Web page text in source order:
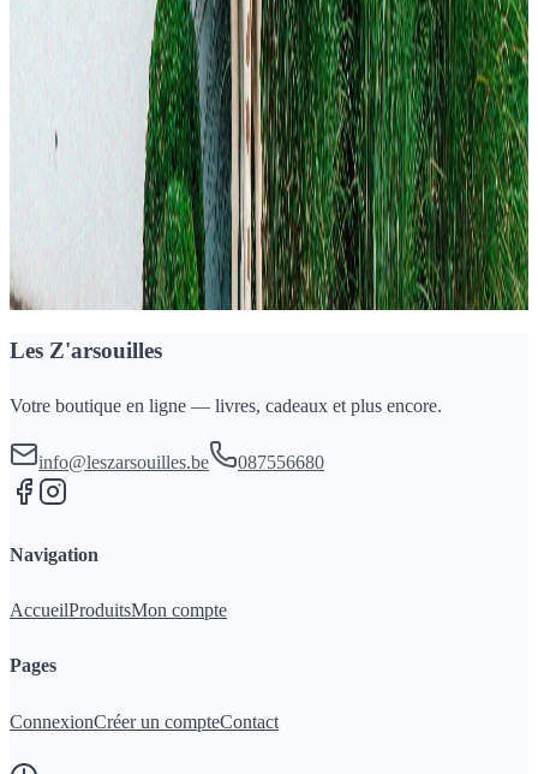
Magasin physique
Découvrez notre boutique : Rue des 600 Franchimontois 26, Theux
(4910), Belgique
Paiement sécurisé
Votre sécurité est garantie grâce aux moyens de paiement en ligne :
Paypal, Visa et MasterCard.
Les Z'arsouilles
Votre boutique en ligne — livres, cadeaux et plus encore.
info@leszarsouilles.be 087556680
Navigation
AccueilProduitsMon compte
Pages
ConnexionCréer un compteContact